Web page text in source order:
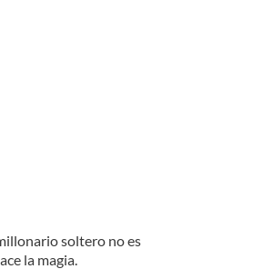
soltero no es
la magia.